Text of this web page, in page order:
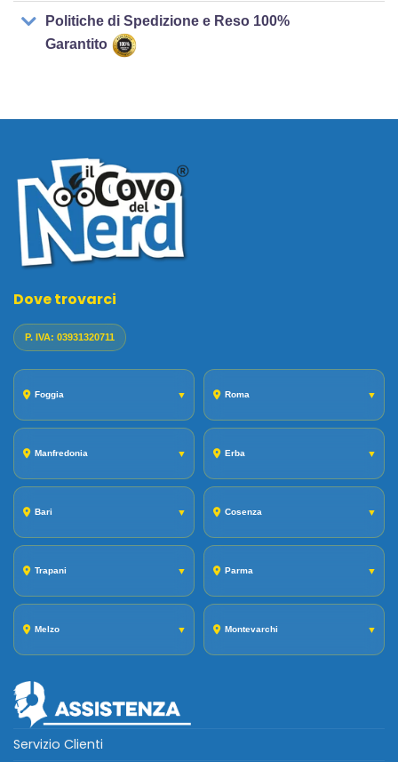
Politiche di Spedizione e Reso 100%
Garantito
Dove trovarci
P. IVA: 03931320711
Foggia ▼ Roma ▼
Manfredonia ▼ Erba ▼
Bari ▼ Cosenza ▼
Trapani ▼ Parma ▼
Melzo ▼ Montevarchi ▼
Servizio Clienti